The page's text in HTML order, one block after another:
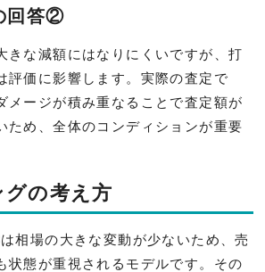
回答②
きな減額にはなりにくいですが、打
評価に影響します。実際の査定で
メージが積み重なることで査定額が
ため、全体のコンディションが重要
の考え方
相場の大きな変動が少ないため、売
状態が重視されるモデルです。その